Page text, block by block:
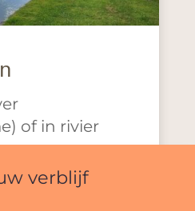
of in rivier
verblijf